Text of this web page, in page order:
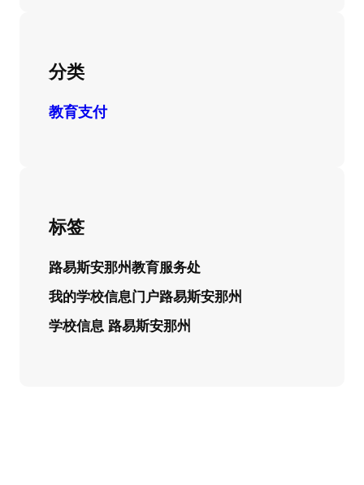
分类
教育支付
标签
路易斯安那州教育服务处
我的学校信息门户路易斯安那州
学校信息 路易斯安那州